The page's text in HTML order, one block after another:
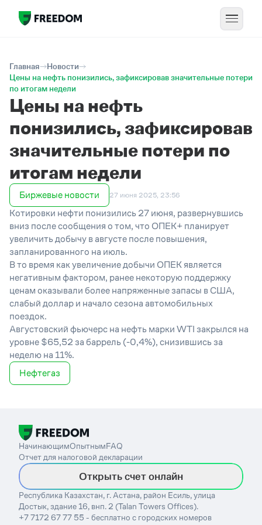
Главная
Новости
Цены на нефть понизились, зафиксировав значительные потери
по итогам недели
Цены на нефть
понизились, зафиксировав
значительные потери по
итогам недели
Биржевые новости 27 июня 2025, 23:56
Котировки нефти понизились 27 июня, развернувшись
вниз после сообщения о том, что ОПЕК+ планирует
увеличить добычу в августе после повышения,
запланированного на июль.
В то время как увеличение добычи ОПЕК является
негативным фактором, ранее некоторую поддержку
ценам оказывали более напряженные запасы в США,
слабый доллар и начало сезона автомобильных
поездок.
Августовский фьючерс на нефть марки WTI закрылся на
уровне $65,52 за баррель (-0,4%), снизившись за
неделю на 11%.
Нефтегаз
НачинающимОпытнымFAQ
Отчет для налоговой декларации
Открыть счет онлайн
Республика Казахстан, г. Астана, район Есиль, улица
Достык, здание 16, внп. 2 (Talan Towers Offices).
+7 7172 67 77 55 - бесплатно с городских номеров